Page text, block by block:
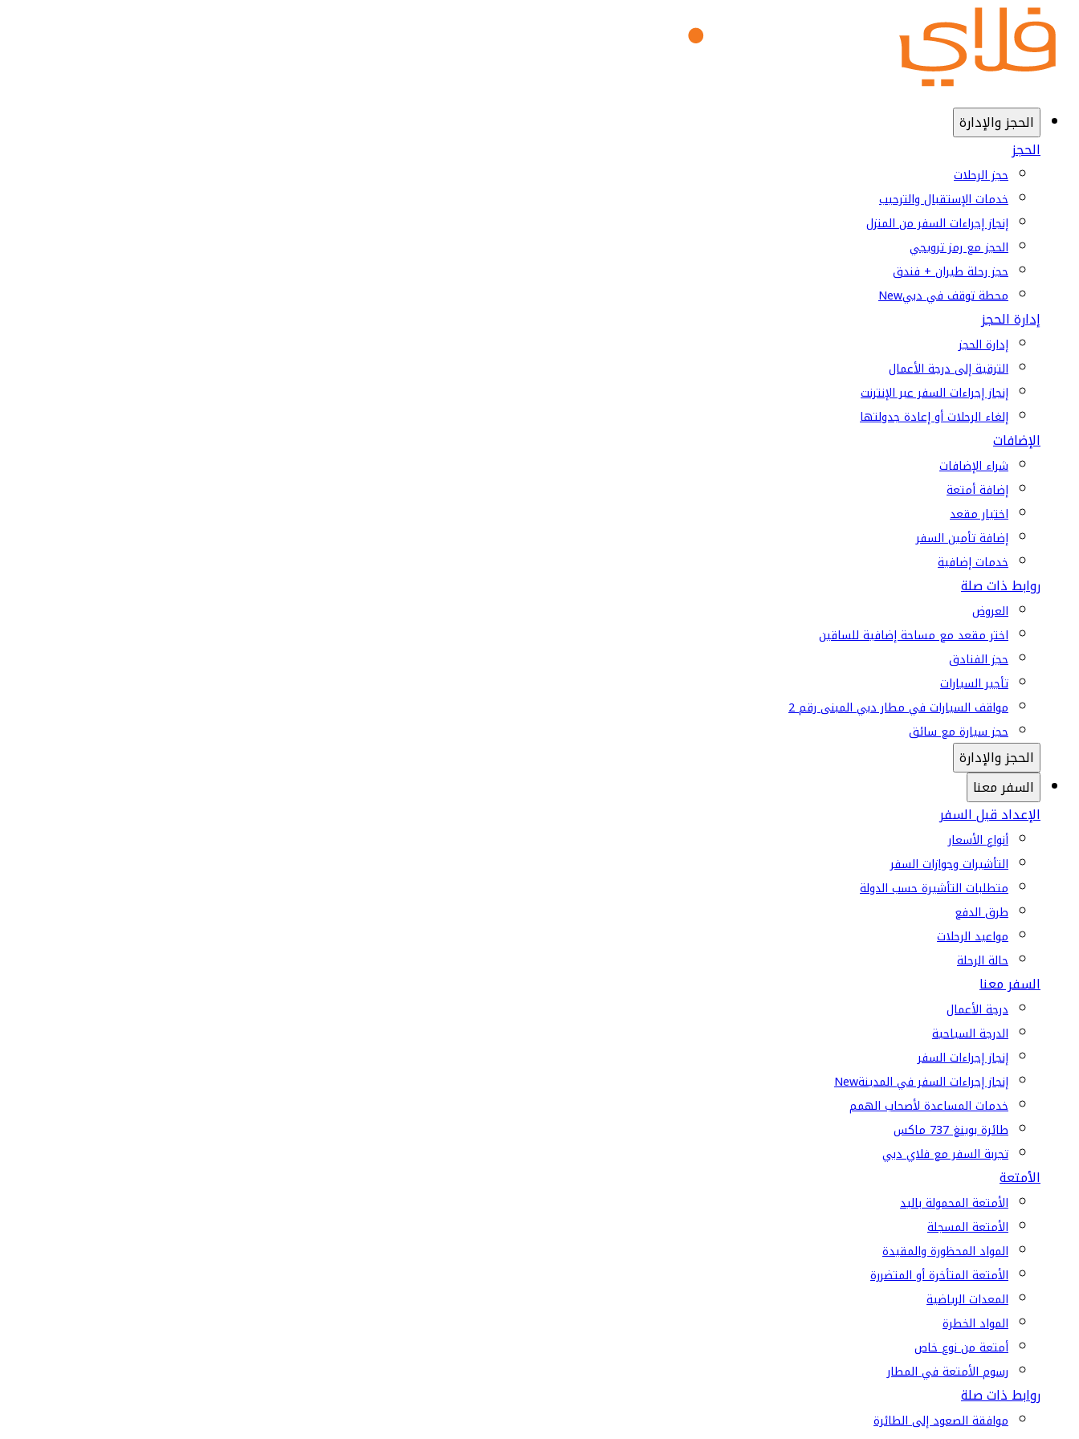
الحجز والإدارة
الحجز
حجز الرحلات
خدمات الإستقبال والترحيب
إنجاز إجراءات السفر من المنزل
الحجز مع رمز ترويجي
حجز رحلة طيران + فندق
محطة توقف في دبيNew
إدارة الحجز
إدارة الحجز
الترقية إلى درجة الأعمال
إنجاز إجراءات السفر عبر الإنترنت
إلغاء الرحلات أو إعادة جدولتها
الإضافات
شراء الإضافات
إضافة أمتعة
اختيار مقعد
إضافة تأمين السفر
خدمات إضافية
روابط ذات صلة
العروض
اختر مقعد مع مساحة إضافية للساقين
حجز الفنادق
تأجير السيارات
مواقف السيارات في مطار دبي المبنى رقم 2
حجز سيارة مع سائق
الحجز والإدارة
السفر معنا
الإعداد قبل السفر
أنواع الأسعار
التأشيرات وجوازات السفر
متطلبات التأشيرة حسب الدولة
طرق الدفع
مواعيد الرحلات
حالة الرحلة
السفر معنا
درجة الأعمال
الدرجة السياحية
إنجاز إجراءات السفر
إنجاز إجراءات السفر في المدينةNew
خدمات المساعدة لأصحاب الهمم
طائرة بوينغ 737 ماكس
تجربة السفر مع فلاي دبي
الأمتعة
الأمتعة المحمولة باليد
الأمتعة المسجلة
المواد المحظورة والمقيدة
الأمتعة المتأخرة أو المتضررة
المعدات الرياضية
المواد الخطرة
أمتعة من نوع خاص
رسوم الأمتعة في المطار
روابط ذات صلة
موافقة الصعود إلى الطائرة